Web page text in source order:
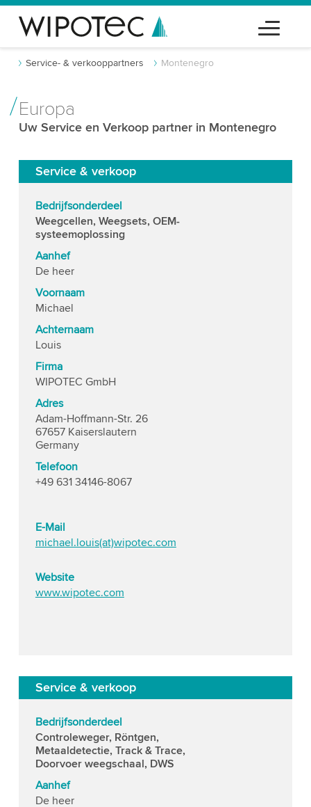
Service- & verkooppartners Montenegro
Europa
Uw Service en Verkoop partner in Montenegro
Service & verkoop
Bedrijfsonderdeel
Weegcellen, Weegsets, OEM-
systeemoplossing
Aanhef
De heer
Voornaam
Michael
Achternaam
Louis
Firma
WIPOTEC GmbH
Adres
Adam-Hoffmann-Str. 26
67657 Kaiserslautern
Germany
Telefoon
+49 631 34146-8067
E-Mail
michael.louis(at)wipotec.com
Website
www.wipotec.com
Service & verkoop
Bedrijfsonderdeel
Controleweger, Röntgen,
Metaaldetectie, Track & Trace,
Doorvoer weegschaal, DWS
Aanhef
De heer